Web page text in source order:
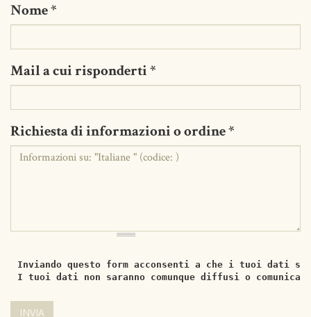
Nome*
Mail a cui risponderti*
Richiesta di informazioni o ordine*
Inviando questo form acconsenti a che i tuoi dati
I tuoi dati non saranno comunque diffusi o
INVIA